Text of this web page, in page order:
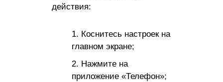
действия:
Коснитесь настроек на
главном экране;
Нажмите на
приложение «Телефон»;